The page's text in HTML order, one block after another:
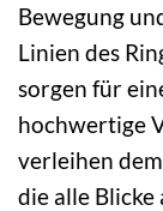
Bewegung
Linien des
sorgen für
hochwertige
verleihen
die alle Blicke